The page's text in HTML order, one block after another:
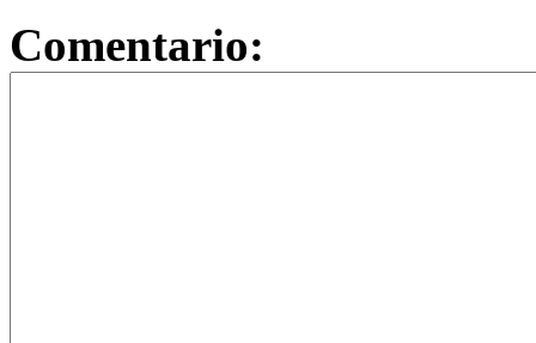
Comentario: